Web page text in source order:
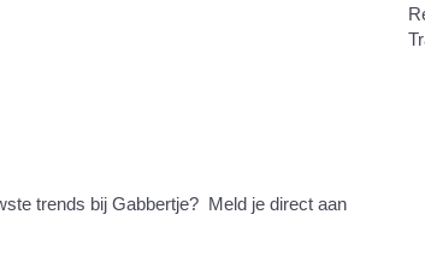
trends bij Gabbertje? Meld je direct aan